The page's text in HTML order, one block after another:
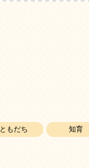
ともだち 知育